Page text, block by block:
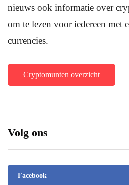
nieuws ook informatie over
om te lezen voor iedereen met
currencies.
Cryptomunten overzicht
Volg ons
Facebook